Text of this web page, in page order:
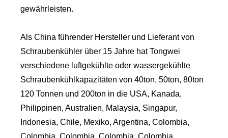
gewährleisten.
Als China führender Hersteller und Lieferant von
Schraubenkühler über 15 Jahre hat Tongwei
verschiedene luftgekühlte oder wassergekühlte
Schraubenkühlkapazitäten von 40ton, 50ton, 80ton
120 Tonnen und 200ton in die USA, Kanada,
Philippinen, Australien, Malaysia, Singapur,
Indonesia, Chile, Mexiko, Argentina, Colombia,